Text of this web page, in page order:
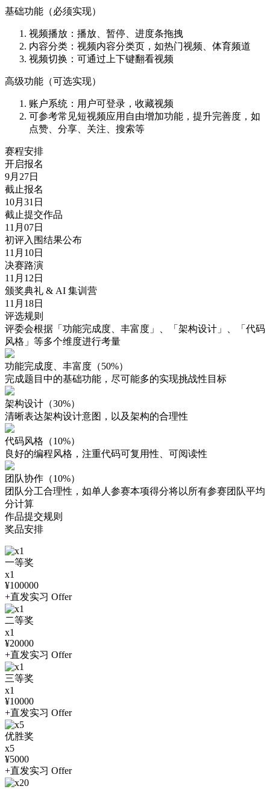
基础功能（必须实现）
视频播放：播放、暂停、进度条拖拽
内容分类：视频内容分类页，如热门视频、体育频道
­视频切换：可通过上下键翻看视频
高级功能（可选实现）
账户系统：用户可登录，收藏视频
可参考常见短视频应用自由增加功能，提升完善度，如
点赞、分享、关注、搜索等
赛程安排
开启报名
9月27日
截止报名
10月31日
截止提交作品
11月07日
初评入围结果公布
11月10日
决赛路演
11月12日
颁奖典礼 & AI 集训营
11月18日
评选规则
评委会根据「功能完成度、丰富度」、「架构设计」、「代码
风格」等多个维度进行考量
功能完成度、丰富度（50%）
完成题目中的基础功能，尽可能多的实现挑战性目标
架构设计（30%）
清晰表达架构设计意图，以及架构的合理性
代码风格（10%）
良好的编程风格，注重代码可复用性、可阅读性
团队协作（10%）
团队分工合理性，如单人参赛本项得分将以所有参赛团队平均
分计算
作品提交规则
奖品安排
一等奖
x1
¥100000
+直发实习 Offer
二等奖
x1
¥20000
+直发实习 Offer
三等奖
x1
¥10000
+直发实习 Offer
优胜奖
x5
¥5000
+直发实习 Offer